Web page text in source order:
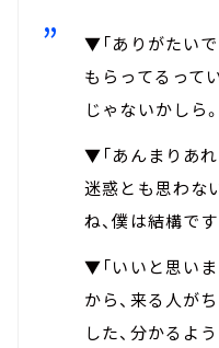
▼「ありがたい
もらってるって
じゃないかしら
▼「あんまりあれ
迷惑とも思わな
ね、僕は結構で
▼「いいと思い
から、来る人が
した、分かるよ